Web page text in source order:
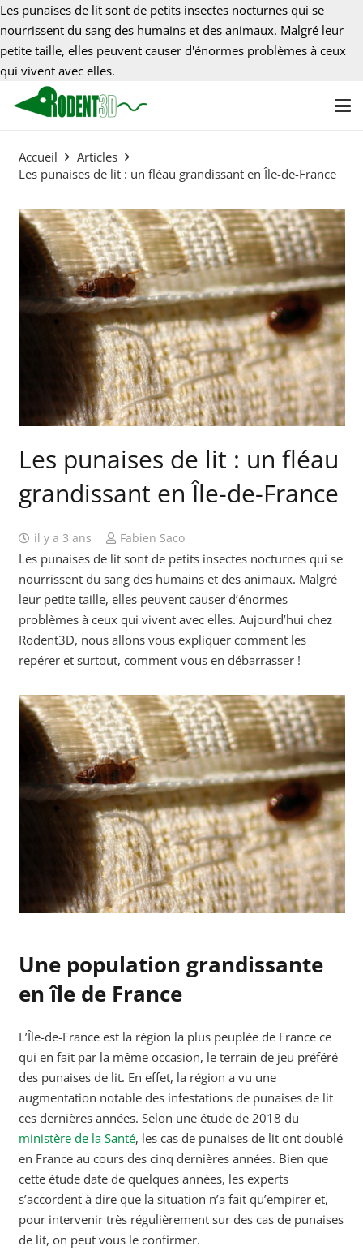
Les punaises de lit sont de petits insectes nocturnes qui se
nourrissent du sang des humains et des animaux. Malgré leur
petite taille, elles peuvent causer d'énormes problèmes à ceux
qui vivent avec elles.
Accueil
Articles
Les punaises de lit : un fléau grandissant en Île-de-France
Les punaises de lit : un fléau
grandissant en Île-de-France
il y a 3 ans Fabien Saco
Les punaises de lit sont de petits insectes nocturnes qui se
nourrissent du sang des humains et des animaux. Malgré
leur petite taille, elles peuvent causer d’énormes
problèmes à ceux qui vivent avec elles. Aujourd’hui chez
Rodent3D, nous allons vous expliquer comment les
repérer et surtout, comment vous en débarrasser !
Une population grandissante
en île de France
L’Île-de-France est la région la plus peuplée de France ce
qui en fait par la même occasion, le terrain de jeu préféré
des punaises de lit. En effet, la région a vu une
augmentation notable des infestations de punaises de lit
ces dernières années. Selon une étude de 2018 du
ministère de la Santé, les cas de punaises de lit ont doublé
en France au cours des cinq dernières années. Bien que
cette étude date de quelques années, les experts
s’accordent à dire que la situation n’a fait qu’empirer et,
pour intervenir très régulièrement sur des cas de punaises
de lit, on peut vous le confirmer.